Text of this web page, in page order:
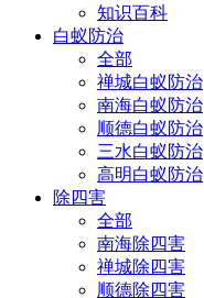
知识百科
白蚁防治
全部
禅城白蚁防治
南海白蚁防治
顺德白蚁防治
三水白蚁防治
高明白蚁防治
除四害
全部
南海除四害
禅城除四害
顺德除四害